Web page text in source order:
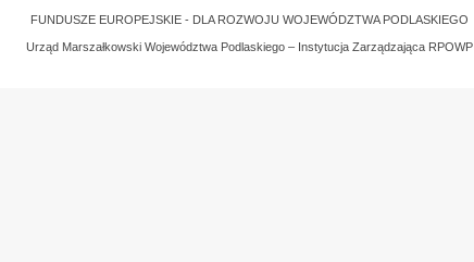
FUNDUSZE EUROPEJSKIE - DLA ROZWOJU WOJEWÓDZTWA PODLASKIEGO
Urząd Marszałkowski Województwa Podlaskiego – Instytucja Zarządzająca RPOWP